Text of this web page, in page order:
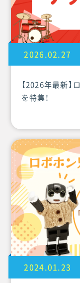
2026.02.27
【2026年最新
を特集！
2024.01.23